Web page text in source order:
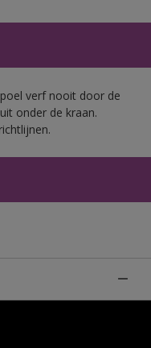
verf nooit door de
onder de kraan.